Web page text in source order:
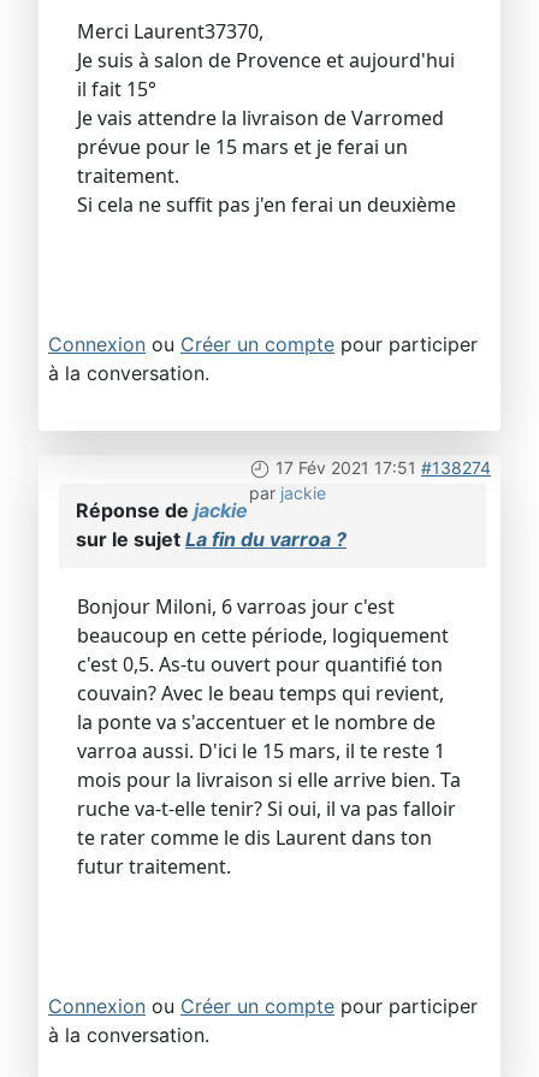
Merci Laurent37370,
Je suis à salon de Provence et aujourd'hui
il fait 15°
Je vais attendre la livraison de Varromed
prévue pour le 15 mars et je ferai un
traitement.
Si cela ne suffit pas j'en ferai un deuxième
Connexion ou Créer un compte pour participer
à la conversation.
17 Fév 2021 17:51 #138274
par jackie
Réponse de jackie
sur le sujet La fin du varroa ?
Bonjour Miloni, 6 varroas jour c'est
beaucoup en cette période, logiquement
c'est 0,5. As-tu ouvert pour quantifié ton
couvain? Avec le beau temps qui revient,
la ponte va s'accentuer et le nombre de
varroa aussi. D'ici le 15 mars, il te reste 1
mois pour la livraison si elle arrive bien. Ta
ruche va-t-elle tenir? Si oui, il va pas falloir
te rater comme le dis Laurent dans ton
futur traitement.
Connexion ou Créer un compte pour participer
à la conversation.